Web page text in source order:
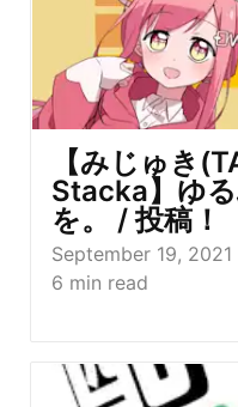
【みじゅき
Stacka】ゆ
を。 / 投稿！
September 19, 2021
6 min read